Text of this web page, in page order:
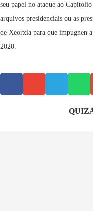
seu papel no ataque ao
arquivos presidenciais ou as
de Xeorxia para que impugnen
2020.